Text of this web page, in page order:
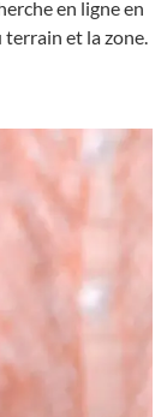
en ligne en
terrain et la zone.